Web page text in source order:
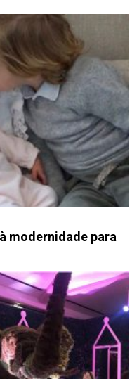
modernidade para